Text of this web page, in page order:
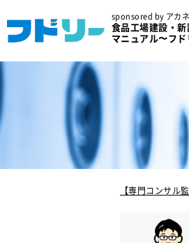
sponsored by アカ
食品工場建設・
マニュアル〜フ
【専門コンサル